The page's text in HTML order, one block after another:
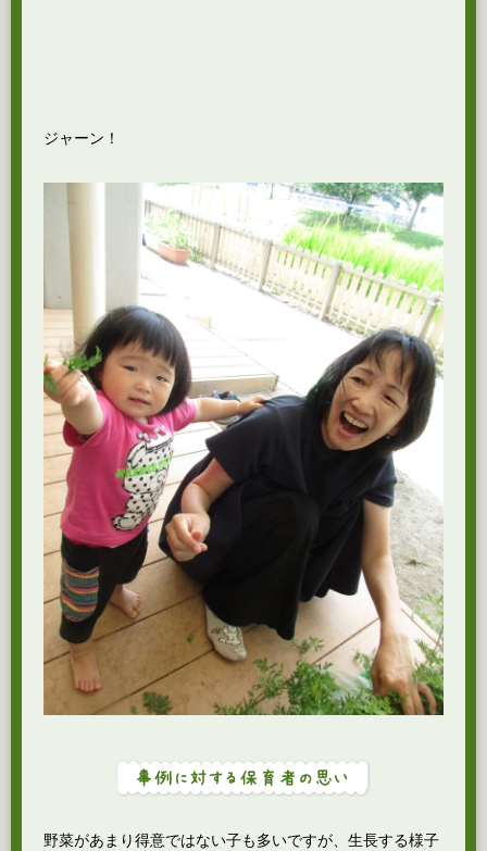
ジャーン！
野菜があまり得意ではない子も多いですが、生長する様子